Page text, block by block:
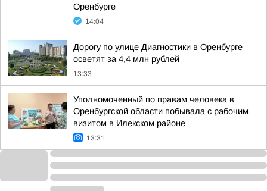
Оренбурге
14:04
Дорогу по улице Диагностики в Оренбурге
осветят за 4,4 млн рублей
13:33
Уполномоченный по правам человека в
Оренбургской области побывала с рабочим
визитом в Илекском районе
13:31